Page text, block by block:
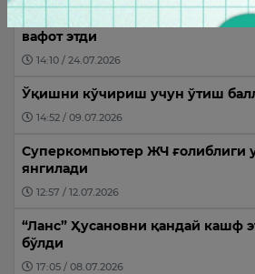
Саудия шаҳзодаси Лондондаги
вафот этди
14:10 / 24.07.2026
Ўқишни кўчириш учун ўтиш
14:52 / 09.07.2026
Суперкомпьютер ЖЧ ғолиблиги
янгилади
12:57 / 12.07.2026
“Ланс” Ҳусановни қандай кашф
бўлди
17:05 / 08.07.2026